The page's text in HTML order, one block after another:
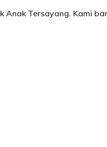
Anak Tersayang. Kami